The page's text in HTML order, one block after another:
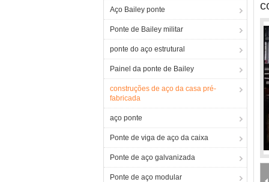
Aço Bailey ponte
Ponte de Bailey militar
ponte do aço estrutural
Painel da ponte de Bailey
construções de aço da casa pré-
fabricada
aço ponte
Ponte de viga de aço da caixa
Ponte de aço galvanizada
Ponte de aço modular